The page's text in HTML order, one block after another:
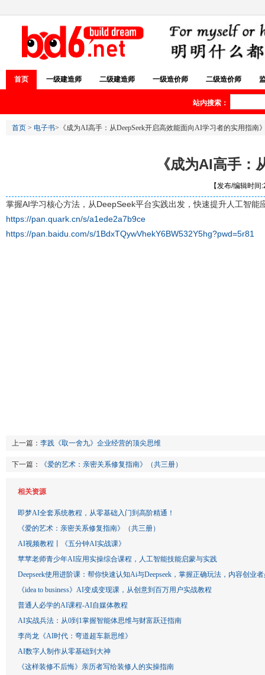
首页 一级建造师 二级建造师 一级造价师 二级造价师
站内搜索：
首页 > 电子书>《成为AI高手：从DeepSeek开启高效能面向AI学习者的实用指南
《成为AI高手
【发布/编辑时
掌握AI学习核心方法，从DeepSeek平台实践出发，快速提升人工智能
https://pan.quark.cn/s/a1ede2a7b9ce
https://pan.baidu.com/s/1BdxTQywVhekY6BW532Y5hg?pwd=5r81
上一篇： 李践《取一舍九》企业经营的顶尖思维
下一篇： 《爱的艺术：亲密关系修复指南》（共三册）
相关资源
即梦AI全套系统教程，从零基础入门到高阶精通！
《爱的艺术：亲密关系修复指南》（共三册）
AI视频教程丨《五分钟AI实战课》
苹苹老师青少年AI应用实操综合课程，人工智能技能启蒙与实践
Deepseek使用进阶课：帮你快速认知Ai与Deepseek，掌握正确玩法，内容创业
《idea to business》AI变成变现课，从创意到百万用户实战教程
普通人必学的AI课程-AI自媒体教程
AI实战兵法：从0到1掌握智能体思维与财富跃迁指南
李尚龙《AI时代：弯道超车新思维》
AI数字人制作从零基础到大神
《这样装修不后悔》亲历者写给装修人的实操指南